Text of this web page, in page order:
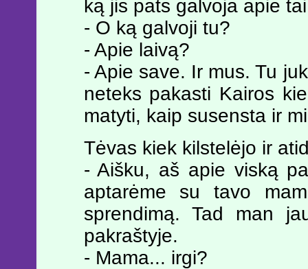
ką jis pats galvoja apie
- O ką galvoji tu?
- Apie laivą?
- Apie save. Ir mus. Tu
neteks pakasti Kairos
matyti, kaip susensta ir
Tėvas kiek kilstelėjo ir
- Aišku, aš apie viską
aptarėme su tavo
sprendimą. Tad man
pakraštyje.
- Mama... irgi?